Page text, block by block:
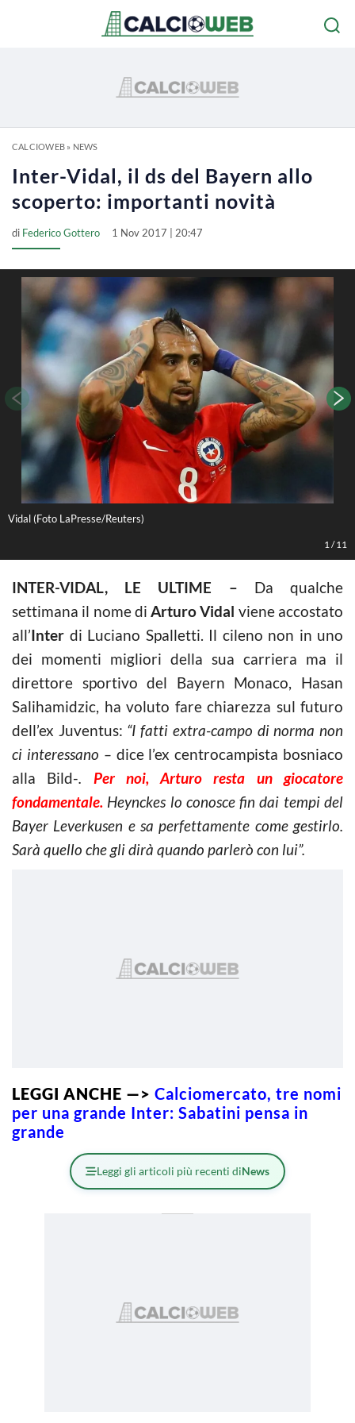
CALCIOWEB» NEWS
Inter-Vidal, il ds del Bayern allo
scoperto: importanti novità
di Federico Gottero 1 Nov 2017 | 20:47
Vidal (Foto LaPresse/Reuters)
1 /11
INTER-VIDAL, LE ULTIME – Da qualche
settimana il nome diArturo Vidal viene accostato
all’Inter di Luciano Spalletti. Il cileno non in uno
dei momenti migliori della sua carriera ma il
direttore sportivo del Bayern Monaco, Hasan
Salihamidzic, ha voluto fare chiarezza sul futuro
dell’ex Juventus: “I fatti extra-campo di norma non
ci interessano – dice l’ex centrocampista bosniaco
alla Bild-. Per noi, Arturo resta un giocatore
fondamentale. Heynckes lo conosce fin dai tempi del
Bayer Leverkusen e sa perfettamente come gestirlo.
Sarà quello che gli dirà quando parlerò con lui”.
LEGGI ANCHE —> Calciomercato, tre nomi
per una grande Inter: Sabatini pensa in
grande
Leggi gli articoli più recenti diNews